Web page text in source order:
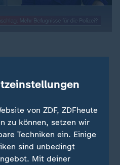
Jahr 2025
von ZDF, ZDFheute
zu können, setzen wir
Techniken ein. Einige
sind unbedingt
Mit deiner